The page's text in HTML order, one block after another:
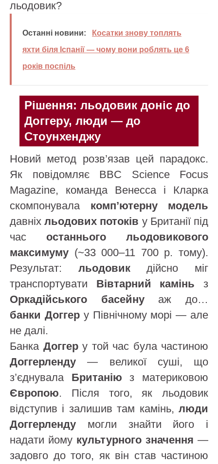
льодовик?
Останні новини:
Косатки знову топлять
яхти біля Іспанії — чому вони роблять це 6
років поспіль
Рішення: льодовик доніс до
Доггеру, люди — до
Стоунхенджу
Новий метод розв’язав цей парадокс.
Як повідомляє BBC Science Focus
Magazine, команда Венесса і Кларка
скомпонувала комп’ютерну модель
давніхльодових потоків у Британії під
час останнього льодовикового
максимуму (~33 000–11 700 р. тому).
Результат: льодовикдійсно міг
транспортувати Вівтарний камінь з
Оркадійського басейнуаж до…
банки Доггеру Північному морі — але
не далі.
Банка Доггеру той час була частиною
Доггерленду — великої суші, що
з’єднувала Британію з материковою
Європою. Після того, як льодовик
відступив і залишив там камінь, люди
Доггерленду могли знайти його і
надати йому культурного значення —
задовго до того, як він став частиною